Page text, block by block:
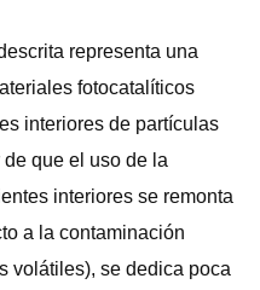
representa una
fotocatalíticos
interiores de partículas
que el uso de la
interiores se remonta
a la contaminación
volátiles), se dedica poca